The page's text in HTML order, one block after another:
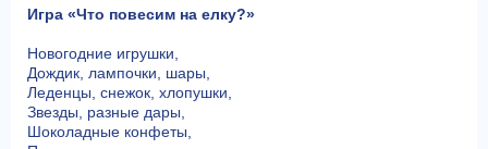
Игра «Что повесим на елку?»
Новогодние игрушки,
Дождик, лампочки, шары,
Леденцы, снежок, хлопушки,
Звезды, разные дары,
Шоколадные конфеты,